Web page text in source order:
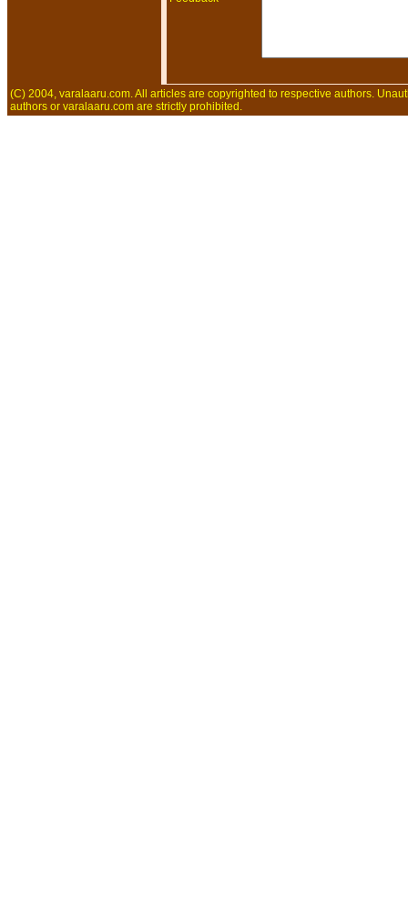
(C) 2004, varalaaru.com. All articles are copyrighted to respective authors.
authors or varalaaru.com are strictly prohibited.